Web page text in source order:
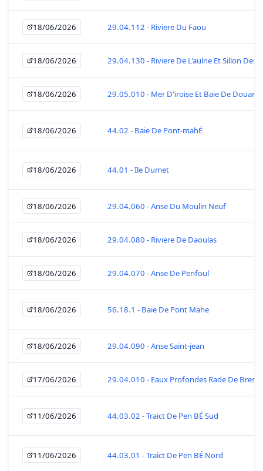
18/06/2026 29.04.112 - Riviere Du Faou
18/06/2026 29.04.130 - Riviere De L'aulne Et Sillon Des
18/06/2026 29.05.010 - Mer D'iroise Et Baie De
18/06/2026 44.02 - Baie De Pont-mahÉ
18/06/2026 44.01 - Ile Dumet
18/06/2026 29.04.060 - Anse Du Moulin Neuf
18/06/2026 29.04.080 - Riviere De Daoulas
18/06/2026 29.04.070 - Anse De Penfoul
18/06/2026 56.18.1 - Baie De Pont Mahe
18/06/2026 29.04.090 - Anse Saint-jean
17/06/2026 29.04.010 - Eaux Profondes Rade De Brest
11/06/2026 44.03.02 - Traict De Pen BÉ Sud
11/06/2026 44.03.01 - Traict De Pen BÉ Nord